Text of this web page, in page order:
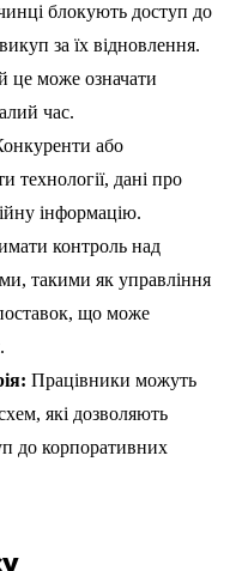
блокують доступ до
за їх відновлення.
це може означати
час.
або
технології, дані про
інформацію.
контроль над
такими як управління
що може
Працівники можуть
які дозволяють
до корпоративних